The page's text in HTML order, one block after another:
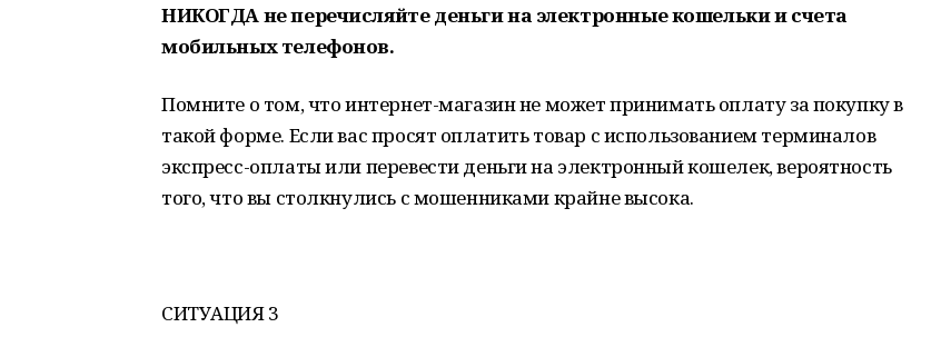
НИКОГДА не перечисляйте деньги на электронные кошельки и счета
мобильных телефонов.
Помните о том, что интернет-магазин не может принимать оплату за покупку в
такой форме. Если вас просят оплатить товар с использованием терминалов
экспресс-оплаты или перевести деньги на электронный кошелек, вероятность
того, что вы столкнулись с мошенниками крайне высока.
СИТУАЦИЯ 3